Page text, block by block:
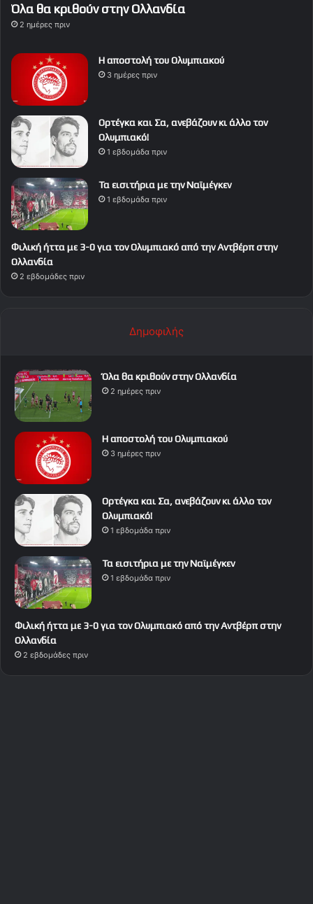
Όλα θα κριθούν στην Ολλανδία
2 ημέρες πριν
Η αποστολή του Ολυμπιακού
3 ημέρες πριν
Ορτέγκα και Σα, ανεβάζουν κι άλλο τον
Ολυμπιακό!
1 εβδομάδα πριν
Τα εισιτήρια με την Ναϊμέγκεν
1 εβδομάδα πριν
Φιλική ήττα με 3-0 για τον Ολυμπιακό από την Αντβέρπ στην
Ολλανδία
2 εβδομάδες πριν
Δημοφιλής
Όλα θα κριθούν στην Ολλανδία
2 ημέρες πριν
Η αποστολή του Ολυμπιακού
3 ημέρες πριν
Ορτέγκα και Σα, ανεβάζουν κι άλλο τον
Ολυμπιακό!
1 εβδομάδα πριν
Τα εισιτήρια με την Ναϊμέγκεν
1 εβδομάδα πριν
Φιλική ήττα με 3-0 για τον Ολυμπιακό από την Αντβέρπ στην
Ολλανδία
2 εβδομάδες πριν